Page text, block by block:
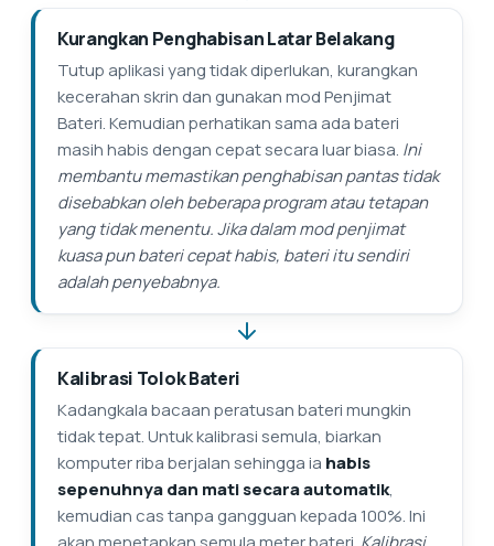
Kurangkan Penghabisan Latar Belakang
Tutup aplikasi yang tidak diperlukan, kurangkan
kecerahan skrin dan gunakan mod Penjimat
Bateri. Kemudian perhatikan sama ada bateri
masih habis dengan cepat secara luar biasa. Ini
membantu memastikan penghabisan pantas tidak
disebabkan oleh beberapa program atau tetapan
yang tidak menentu. Jika dalam mod penjimat
kuasa pun bateri cepat habis, bateri itu sendiri
adalah penyebabnya.
Kalibrasi Tolok Bateri
Kadangkala bacaan peratusan bateri mungkin
tidak tepat. Untuk kalibrasi semula, biarkan
komputer riba berjalan sehingga ia habis
sepenuhnya dan mati secara automatik,
kemudian cas tanpa gangguan kepada 100%. Ini